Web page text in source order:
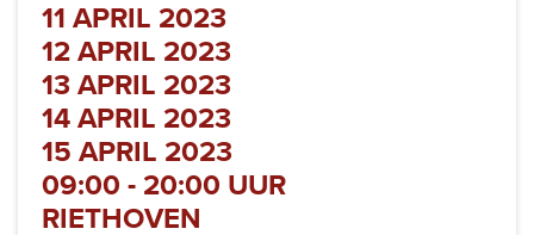
11 APRIL 2023
12 APRIL 2023
13 APRIL 2023
14 APRIL 2023
15 APRIL 2023
09:00 - 20:00 UUR
RIETHOVEN